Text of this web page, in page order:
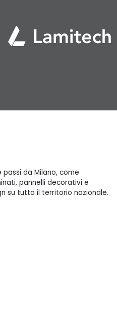
passi da Milano, come
pannelli decorativi e
su tutto il territorio nazionale.